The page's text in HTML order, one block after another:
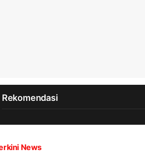
Rekomendasi
News